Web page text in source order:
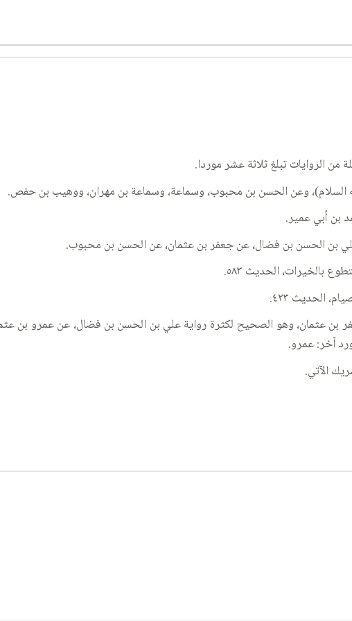
من الروايات تبلغ ثلاثة عشر موردا.
السلام)، وعن الحسن بن محبوب، وسماعة، وسماعة بن مهران، ووهيب بن حفص.
بن أبي عمير.
بن الحسن بن فضال، عن جعفر بن عثمان، عن الحسن بن محبوب.
الحديث ٤٢٣.
بن عثمان، وهو الصحيح لكثرة رواية علي بن الحسن بن فضال، عن عمرو بن
آخر: عمرو.
الآتي.